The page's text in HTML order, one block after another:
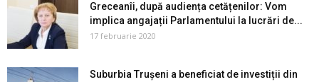
Greceanîi, după audiența cetățenilor: Vom
implica angajații Parlamentului la lucrări de...
17 februarie 2020
Suburbia Trușeni a beneficiat de investiții din